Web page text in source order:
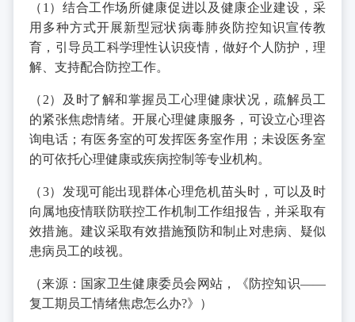
（1）结合工作场所健康促进以及健康企业建设，采
用多种方式开展新型冠状病毒肺炎防控知识宣传教
育，引导员工科学理性认识疫情，做好个人防护，理
解、支持配合防控工作。
（2）及时了解和掌握员工心理健康状况，疏解员工
的紧张焦虑情绪。开展心理健康服务，可设立心理咨
询电话；有医务室的可发挥医务室作用；未设医务室
的可依托心理健康或疾病控制等专业机构。
（3）发现可能出现群体心理危机苗头时，可以及时
向属地疫情联防联控工作机制工作组报告，并采取有
效措施。建议采取有效措施预防和制止对患病、疑似
患病员工的歧视。
（来源：国家卫生健康委员会网站，《防控知识——
复工期员工情绪焦虑怎么办?》）